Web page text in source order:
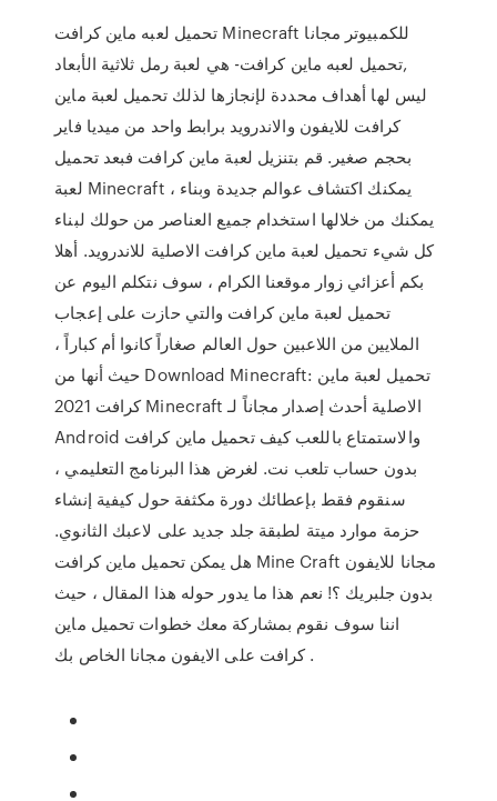
تحميل لعبه ماين كرافت Minecraft للكمبيوتر مجانا
,تحميل لعبه ماين كرافت- هي لعبة رمل ثلاثية الأبعاد
ليس لها أهداف محددة لإنجازها لذلك تحميل لعبة ماين
كرافت للايفون والاندرويد برابط واحد من ميديا فاير
بحجم صغير. قم بتنزيل لعبة ماين كرافت فبعد تحميل
لعبة Minecraft ، يمكنك اكتشاف عوالم جديدة وبناء
يمكنك من خلالها استخدام جميع العناصر من حولك لبناء
كل شيء تحميل لعبة ماين كرافت الاصلية للاندرويد. أهلا
بكم أعزائي زوار موقعنا الكرام ، سوف نتكلم اليوم عن
تحميل لعبة ماين كرافت والتي حازت على إعجاب
الملايين من اللاعبين حول العالم صغاراً كانوا أم كباراً ،
حيث أنها من Download Minecraft: تحميل لعبة ماين
كرافت 2021 Minecraft الاصلية أحدث إصدار مجاناً لـ
Android والاستمتاع باللعب كيف تحميل ماين كرافت
بدون حساب تلعب نت. لغرض هذا البرنامج التعليمي ،
سنقوم فقط بإعطائك دورة مكثفة حول كيفية إنشاء
حزمة موارد ميتة لطبقة جلد جديد على لاعبك الثانوي.
هل يمكن تحميل ماين كرافت Mine Craft مجانا للايفون
بدون جلبريك ؟! نعم هذا ما يدور حوله هذا المقال ، حيث
اننا سوف نقوم بمشاركة معك خطوات تحميل ماين
كرافت على الايفون مجانا الخاص بك .